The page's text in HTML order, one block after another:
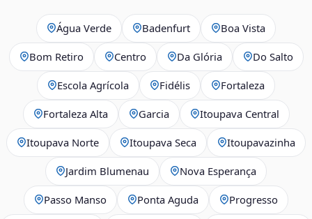
Água Verde Badenfurt Boa Vista
Bom Retiro Centro Da Glória Do Salto
Escola Agrícola Fidélis Fortaleza
Fortaleza Alta Garcia Itoupava Central
Itoupava Norte Itoupava Seca Itoupavazinha
Jardim Blumenau Nova Esperança
Passo Manso Ponta Aguda Progresso